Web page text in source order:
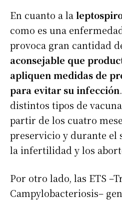
En cuanto a la
como es una
provoca gran cantidad
aconsejable que
apliquen medidas de
para evitar su infección
distintos tipos de
partir de los cuatro
preservicio y durante el
la infertilidad y los
Por otro lado, las ETS
Campylobacteriosis–